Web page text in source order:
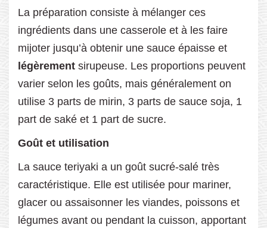
La préparation consiste à mélanger ces
ingrédients dans une casserole et à les faire
mijoter jusqu’à obtenir une sauce épaisse et
légèrement sirupeuse. Les proportions peuvent
varier selon les goûts, mais généralement on
utilise 3 parts de mirin, 3 parts de sauce soja, 1
part de saké et 1 part de sucre.
Goût et utilisation
La sauce teriyaki a un goût sucré-salé très
caractéristique. Elle est utilisée pour mariner,
glacer ou assaisonner les viandes, poissons et
légumes avant ou pendant la cuisson, apportant